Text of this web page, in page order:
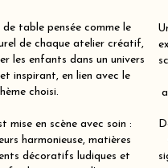
table pensée comme le
de chaque atelier créatif,
les enfants dans un univers
inspirant, en lien avec le
choisi.
mise en scène avec soin :
harmonieuse, matières
décoratifs ludiques et